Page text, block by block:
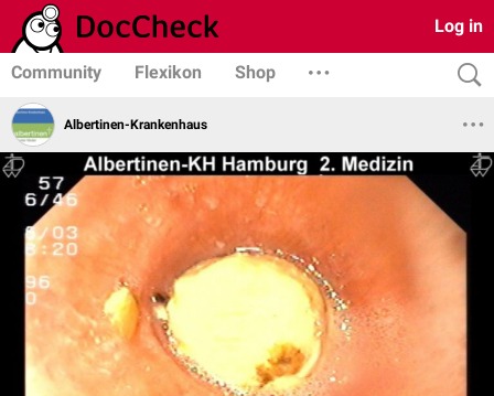
Log in
Community Flexikon Shop
Albertinen-Krankenhaus